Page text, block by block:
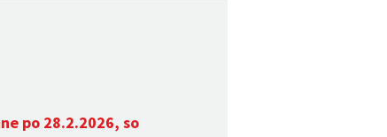
po 28.2.2026, so